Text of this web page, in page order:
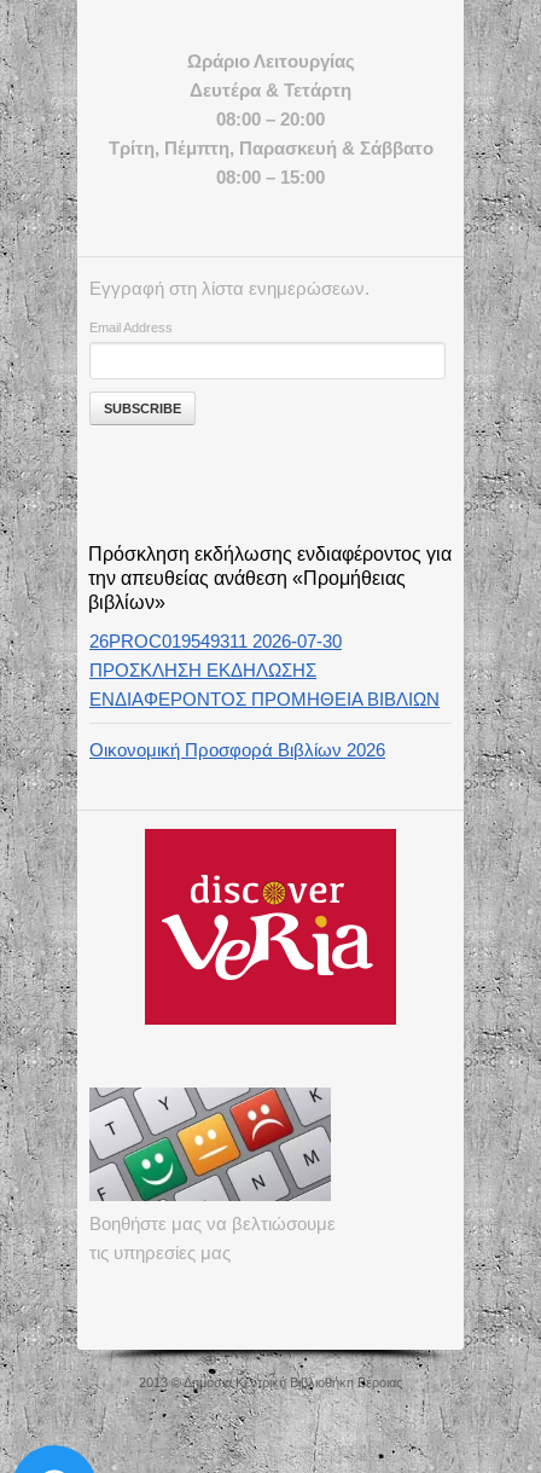
Ωράριο Λειτουργίας
Δευτέρα & Τετάρτη
08:00 – 20:00
Τρίτη, Πέμπτη, Παρασκευή & Σάββατο
08:00 – 15:00
Εγγραφή στη λίστα ενημερώσεων.
Email Address
Πρόσκληση εκδήλωσης ενδιαφέροντος για
την απευθείας ανάθεση «Προμήθειας
βιβλίων»
26PROC019549311 2026-07-30
ΠΡΟΣΚΛΗΣΗ ΕΚΔΗΛΩΣΗΣ
ΕΝΔΙΑΦΕΡΟΝΤΟΣ ΠΡΟΜΗΘΕΙΑ ΒΙΒΛΙΩΝ
Οικονομική Προσφορά Βιβλίων 2026
Βοηθήστε μας να βελτιώσουμε
τις υπηρεσίες μας
2013 © Δημόσια Κεντρική Βιβλιοθήκη Βέροιας